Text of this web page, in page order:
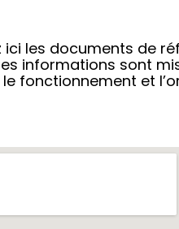
les documents de
informations sont
fonctionnement et